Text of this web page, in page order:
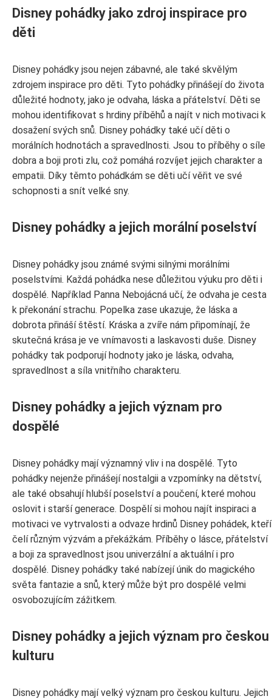
Disney pohádky jako zdroj inspirace pro
děti
Disney pohádky jsou nejen zábavné, ale také skvělým
zdrojem inspirace pro děti. Tyto pohádky přinášejí do života
důležité hodnoty, jako je odvaha, láska a přátelství. Děti se
mohou identifikovat s hrdiny příběhů a najít v nich motivaci k
dosažení svých snů. Disney pohádky také učí děti o
morálních hodnotách a spravedlnosti. Jsou to příběhy o síle
dobra a boji proti zlu, což pomáhá rozvíjet jejich charakter a
empatii. Díky těmto pohádkám se děti učí věřit ve své
schopnosti a snít velké sny.
Disney pohádky a jejich morální poselství
Disney pohádky jsou známé svými silnými morálními
poselstvími. Každá pohádka nese důležitou výuku pro děti i
dospělé. Například Panna Nebojácná učí, že odvaha je cesta
k překonání strachu. Popelka zase ukazuje, že láska a
dobrota přináší štěstí. Kráska a zvíře nám připomínají, že
skutečná krása je ve vnímavosti a laskavosti duše. Disney
pohádky tak podporují hodnoty jako je láska, odvaha,
spravedlnost a síla vnitřního charakteru.
Disney pohádky a jejich význam pro
dospělé
Disney pohádky mají významný vliv i na dospělé. Tyto
pohádky nejenže přinášejí nostalgii a vzpomínky na dětství,
ale také obsahují hlubší poselství a poučení, které mohou
oslovit i starší generace. Dospělí si mohou najít inspiraci a
motivaci ve vytrvalosti a odvaze hrdinů Disney pohádek, kteří
čelí různým výzvám a překážkám. Příběhy o lásce, přátelství
a boji za spravedlnost jsou univerzální a aktuální i pro
dospělé. Disney pohádky také nabízejí únik do magického
světa fantazie a snů, který může být pro dospělé velmi
osvobozujícím zážitkem.
Disney pohádky a jejich význam pro českou
kulturu
Disney pohádky mají velký význam pro českou kulturu. Jejich